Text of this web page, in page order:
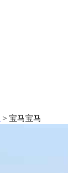
> 宝马宝马